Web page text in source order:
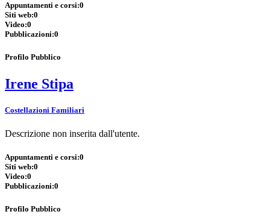
Appuntamenti e corsi:0
Siti web:0
Video:0
Pubblicazioni:0
Profilo Pubblico
Irene Stipa
Costellazioni Familiari
Descrizione non inserita dall'utente.
Appuntamenti e corsi:0
Siti web:0
Video:0
Pubblicazioni:0
Profilo Pubblico